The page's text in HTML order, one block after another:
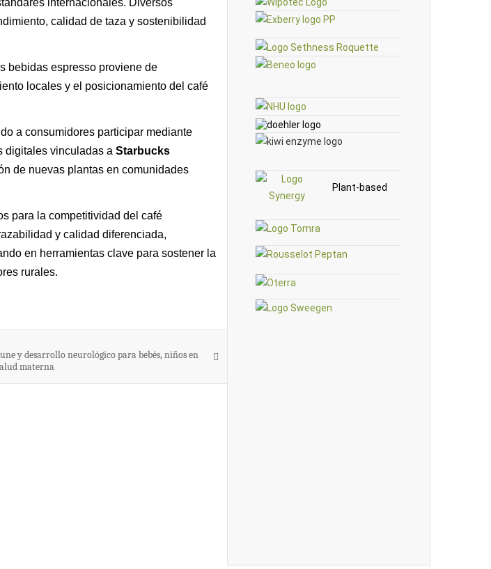
internacionales. Diversos
calidad de taza y sostenibilidad
bebidas espresso proviene de
locales y el posicionamiento del café
a consumidores participar mediante
digitales vinculadas a Starbucks
de nuevas plantas en comunidades
para la competitividad del café
y calidad diferenciada,
en herramientas clave para sostener la
rurales.
y desarrollo neurológico para bebés, niños en
materna
Plant-based